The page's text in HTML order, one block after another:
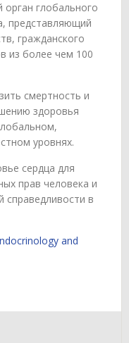
глобального
представляющий
гражданского
из более чем 100
смертность и
здоровья
уровнях.
сердца для
прав человека и
в
and